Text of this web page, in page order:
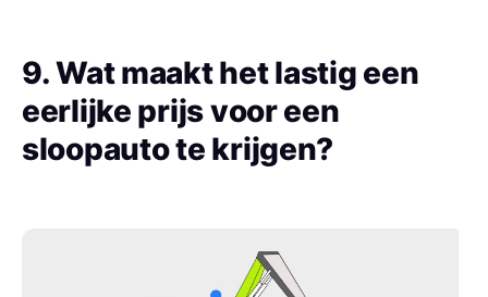
9. Wat maakt het lastig een
eerlijke prijs voor een
sloopauto te krijgen?